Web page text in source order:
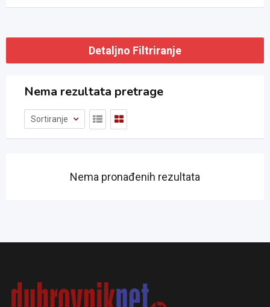
Detaljno Filtriranje
Nema rezultata pretrage
Sortiranje
Nema pronađenih rezultata